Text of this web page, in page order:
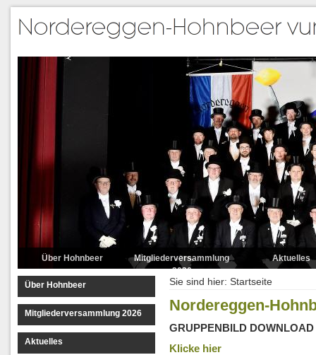
Über Hohnbeer
Mitgliederversammlung
2026
Aktuelles
Über Hohnbeer
Mitgliederversammlung 2026
Aktuelles
Sie sind hier: Startseite
Nordereggen-
GRUPPENBILD DOWNLOAD
Klicke hier